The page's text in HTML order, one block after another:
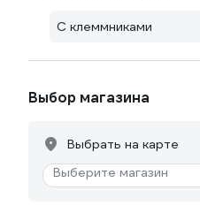
С клеммниками
Выбор магазина
Выбрать на карте
Выберите магазин